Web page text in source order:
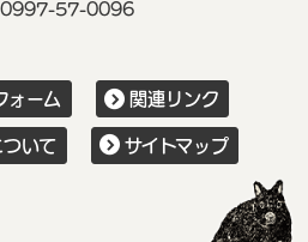
0997-57-0096
ォーム 関連リンク
ついて サイトマップ